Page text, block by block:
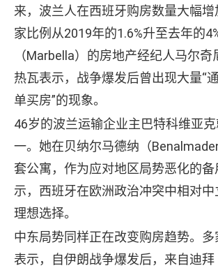
来，波兰人在西班牙购房数量大幅
家比例从2019年的1.6%升至去年的
（Marbella）的房地产经纪人马尔
热瓦表示，战争爆发后曾出现大量“
单买房”的现象。
46岁的波兰运输企业主巴特科维亚
一。她在贝纳尔马德纳（
套公寓，作为应对地区局势恶化的
示，西班牙在欧洲政治冲突中相对
理想选择。
中东局势同样正在改变购房趋势。多
表示，自伊朗战争爆发后，来自迪拜